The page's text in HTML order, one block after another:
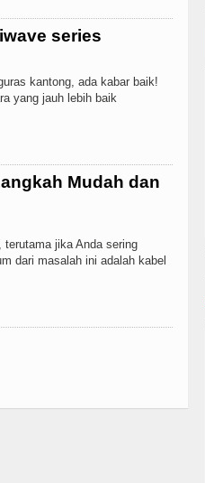
series
kantong, ada kabar baik!
yang jauh lebih baik
Mudah dan
terutama jika Anda sering
dari masalah ini adalah kabel